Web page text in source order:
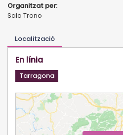
Organitzat per:
Sala Trono
Localització
En línia
Tarragona